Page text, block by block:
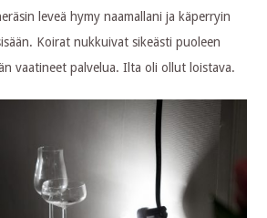
leveä hymy naamallani ja käperryin
Koirat nukkuivat sikeästi puoleen
vaatineet palvelua. Ilta oli ollut loistava.